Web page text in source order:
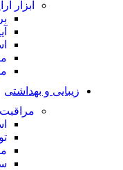
ابزار
زیبایی و بهداشتی